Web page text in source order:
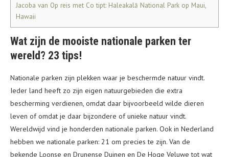
Jacoba van Op reis met Co tipt: Haleakalā National Park op Maui,
Hawaii
Wat zijn de mooiste nationale parken ter
wereld? 23 tips!
Nationale parken zijn plekken waar je beschermde natuur vindt.
Ieder land heeft zo zijn eigen natuurgebieden die extra
bescherming verdienen, omdat daar bijvoorbeeld wilde dieren
leven of omdat je daar bijzondere of unieke natuur vindt.
Wereldwijd vind je honderden nationale parken. Ook in Nederland
hebben we nationale parken: 21 om precies te zijn. Van de
bekende Loonse en Drunense Duinen en De Hoge Veluwe tot wat